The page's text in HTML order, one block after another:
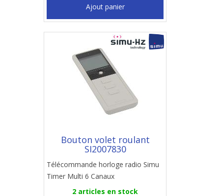
Ajout panier
Bouton volet roulant
SI2007830
Télécommande horloge radio Simu
Timer Multi 6 Canaux
2 articles en stock